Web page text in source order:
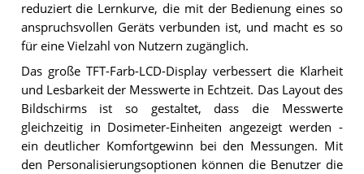
reduziert die Lernkurve, die mit der Bedienung eines so
anspruchsvollen Geräts verbunden ist, und macht es so
für eine Vielzahl von Nutzern zugänglich.
Das große TFT-Farb-LCD-Display verbessert die Klarheit
und Lesbarkeit der Messwerte in Echtzeit. Das Layout des
Bildschirms ist so gestaltet, dass die Messwerte
gleichzeitig in Dosimeter-Einheiten angezeigt werden -
ein deutlicher Komfortgewinn bei den Messungen. Mit
den Personalisierungsoptionen können die Benutzer die